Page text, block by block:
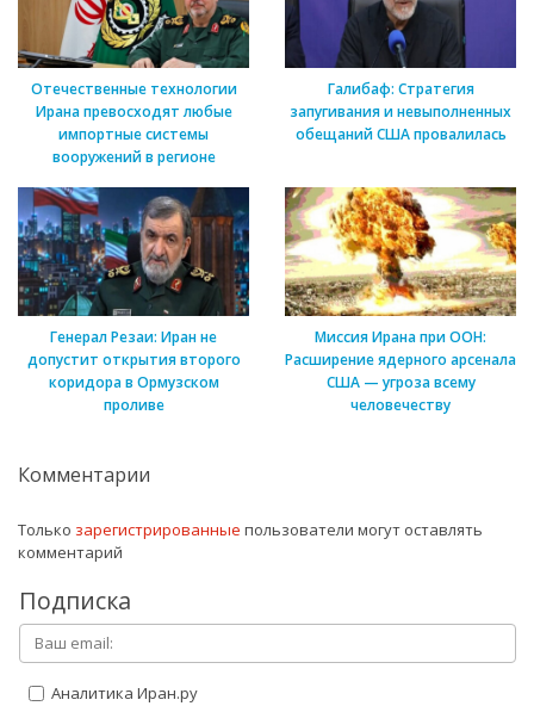
Отечественные технологии
Ирана превосходят любые
импортные системы
вооружений в регионе
Галибаф: Стратегия
запугивания и невыполненных
обещаний США провалилась
Генерал Резаи: Иран не
допустит открытия второго
коридора в Ормузском
проливе
Миссия Ирана при ООН:
Расширение ядерного арсенала
США — угроза всему
человечеству
Комментарии
Только зарегистрированные пользователи могут оставлять
комментарий
Подписка
Аналитика Иран.ру